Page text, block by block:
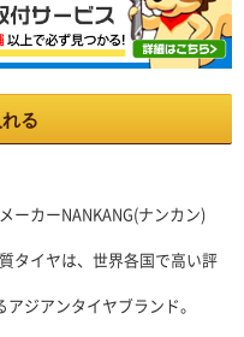
る
ーカーNANKANG(ナンカン)
タイヤは、世界各国で高い評
ジアンタイヤブランド。